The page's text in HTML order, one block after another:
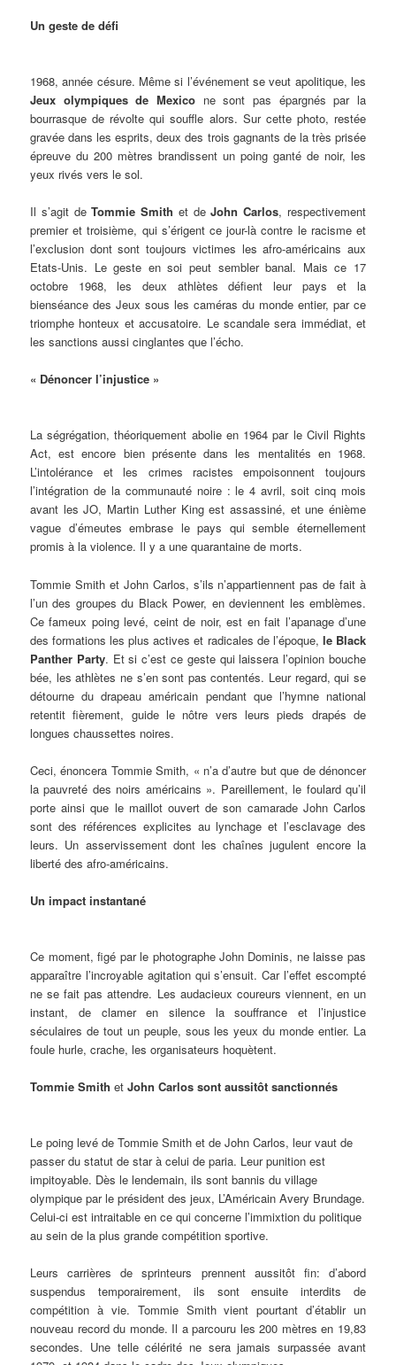
Un geste de défi
1968, année césure. Même si l’événement se veut apolitique, les
Jeux olympiques de Mexico ne sont pas épargnés par la
bourrasque de révolte qui souffle alors. Sur cette photo, restée
gravée dans les esprits, deux des trois gagnants de la très prisée
épreuve du 200 mètres brandissent un poing ganté de noir, les
yeux rivés vers le sol.
Il s’agit deTommie Smith et deJohn Carlos, respectivement
premier et troisième, qui s’érigent ce jour-là contre le racisme et
l’exclusion dont sont toujours victimes les afro-américains aux
Etats-Unis. Le geste en soi peut sembler banal. Mais ce 17
octobre 1968, les deux athlètes défient leur pays et la
bienséance des Jeux sous les caméras du monde entier, par ce
triomphe honteux et accusatoire. Le scandale sera immédiat, et
les sanctions aussi cinglantes que l’écho.
« Dénoncer l’injustice »
La ségrégation, théoriquement abolie en 1964 par le Civil Rights
Act, est encore bien présente dans les mentalités en 1968.
L’intolérance et les crimes racistes empoisonnent toujours
l’intégration de la communauté noire : le 4 avril, soit cinq mois
avant les JO, Martin Luther King est assassiné, et une énième
vague d’émeutes embrase le pays qui semble éternellement
promis à la violence. Il y a une quarantaine de morts.
Tommie Smith et John Carlos, s’ils n’appartiennent pas de fait à
l’un des groupes du Black Power, en deviennent les emblèmes.
Ce fameux poing levé, ceint de noir, est en fait l’apanage d’une
des formations les plus actives et radicales de l’époque, le Black
Panther Party. Et si c’est ce geste qui laissera l’opinion bouche
bée, les athlètes ne s’en sont pas contentés. Leur regard, qui se
détourne du drapeau américain pendant que l’hymne national
retentit fièrement, guide le nôtre vers leurs pieds drapés de
longues chaussettes noires.
Ceci, énoncera Tommie Smith, « n’a d’autre but que de dénoncer
la pauvreté des noirs américains ». Pareillement, le foulard qu’il
porte ainsi que le maillot ouvert de son camarade John Carlos
sont des références explicites au lynchage et l’esclavage des
leurs. Un asservissement dont les chaînes jugulent encore la
liberté des afro-américains.
Un impact instantané
Ce moment, figé par le photographe John Dominis, ne laisse pas
apparaître l’incroyable agitation qui s’ensuit. Car l’effet escompté
ne se fait pas attendre. Les audacieux coureurs viennent, en un
instant, de clamer en silence la souffrance et l’injustice
séculaires de tout un peuple, sous les yeux du monde entier. La
foule hurle, crache, les organisateurs hoquètent.
Tommie Smith etJohn Carlos sont aussitôt sanctionnés
Le poing levé de Tommie Smith et de John Carlos, leur vaut de
passer du statut de star à celui de paria. Leur punition est
impitoyable. Dès le lendemain, ils sont bannis du village
olympique par le président des jeux, L’Américain Avery Brundage.
Celui-ci est intraitable en ce qui concerne l’immixtion du politique
au sein de la plus grande compétition sportive.
Leurs carrières de sprinteurs prennent aussitôt fin: d’abord
suspendus temporairement, ils sont ensuite interdits de
compétition à vie. Tommie Smith vient pourtant d’établir un
nouveau record du monde. Il a parcouru les 200 mètres en 19,83
secondes. Une telle célérité ne sera jamais surpassée avant